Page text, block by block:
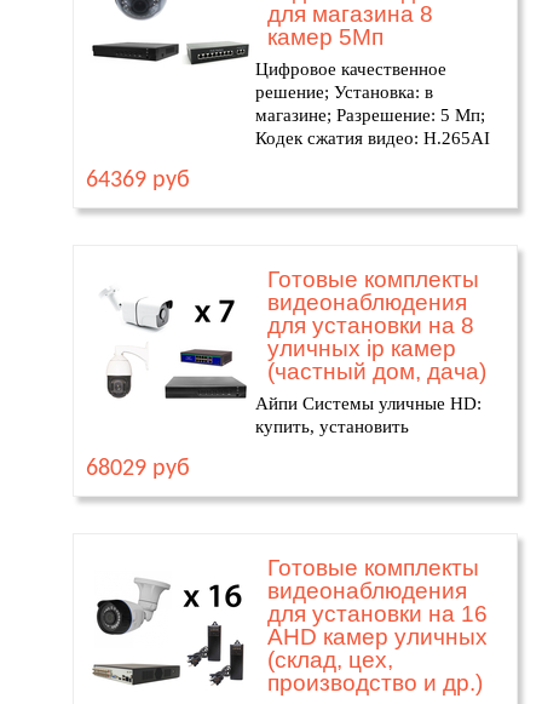
для магазина 8
камер 5Мп
Цифровое качественное
решение; Установка: в
магазине; Разрешение: 5 Мп;
Кодек сжатия видео: H.265AI
64369 руб
Готовые комплекты
видеонаблюдения
для установки на 8
уличных ip камер
(частный дом, дача)
Айпи Системы уличные HD:
купить, установить
68029 руб
Готовые комплекты
видеонаблюдения
для установки на 16
AHD камер уличных
(склад, цех,
производство и др.)